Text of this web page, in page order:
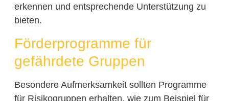
erkennen und entsprechende Unterstützung zu
bieten.
Förderprogramme für
gefährdete Gruppen
Besondere Aufmerksamkeit sollten Programme
für Risikogruppen erhalten, wie zum Beispiel für